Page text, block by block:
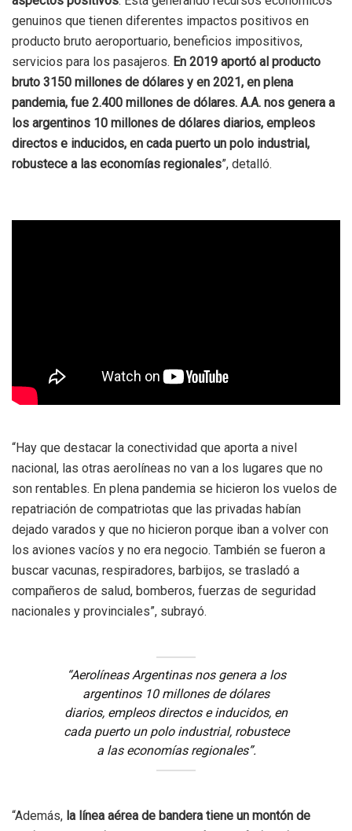
genuinos que tienen diferentes impactos positivos en
producto bruto aeroportuario, beneficios impositivos,
servicios para los pasajeros. En 2019 aportó al producto
bruto 3150 millones de dólares y en 2021, en plena
pandemia, fue 2.400 millones de dólares. A.A. nos genera a
los argentinos 10 millones de dólares diarios, empleos
directos e inducidos, en cada puerto un polo industrial,
robustece a las economías regionales”, detalló.
“Hay que destacar la conectividad que aporta a nivel
nacional, las otras aerolíneas no van a los lugares que no
son rentables. En plena pandemia se hicieron los vuelos de
repatriación de compatriotas que las privadas habían
dejado varados y que no hicieron porque iban a volver con
los aviones vacíos y no era negocio. También se fueron a
buscar vacunas, respiradores, barbijos, se trasladó a
compañeros de salud, bomberos, fuerzas de seguridad
nacionales y provinciales”, subrayó.
“Aerolíneas Argentinas nos genera a los
argentinos 10 millones de dólares
diarios, empleos directos e inducidos, en
cada puerto un polo industrial, robustece
a las economías regionales”.
“Además, la línea aérea de bandera tiene un montón de